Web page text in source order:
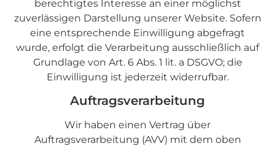
berechtigtes Interesse an einer möglichst
zuverlässigen Darstellung unserer Website. Sofern
eine entsprechende Einwilligung abgefragt
wurde, erfolgt die Verarbeitung ausschließlich auf
Grundlage von Art. 6 Abs. 1 lit. a DSGVO; die
Einwilligung ist jederzeit widerrufbar.
Auftragsverarbeitung
Wir haben einen Vertrag über
Auftragsverarbeitung (AVV) mit dem oben